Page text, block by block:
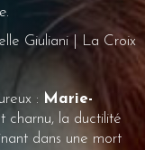
.
Giuliani | La Croix
: Marie-
charnu, la ductilité
dans une mort